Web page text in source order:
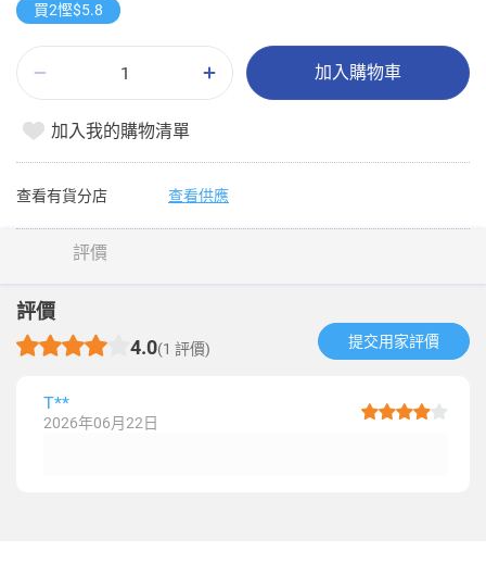
買2慳$5.8
加入購物車
加入我的購物清單
查看有貨分店 查看供應
評價
評價
4.0(1 評價) 提交用家評價​
T**
2026年06月22日